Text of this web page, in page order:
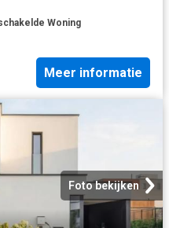
Woning
Meer informatie
Foto bekijken